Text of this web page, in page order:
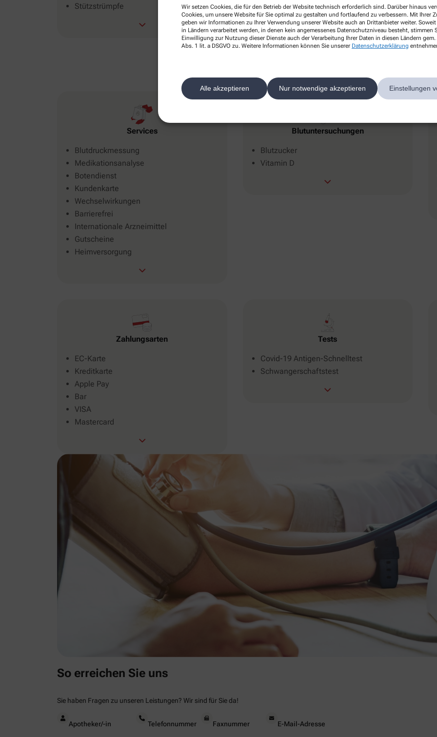
Wir setzen Cookies, die für den Betrieb der Website technisch erforderlich sind. Darüber hinaus
Cookies, um unsere Website für Sie optimal zu gestalten und fortlaufend zu verbessern. Mit Ihrer
geben wir Informationen zu Ihrer Verwendung unserer Website auch an Drittanbieter weiter. Soweit
in Ländern verarbeitet werden, in denen kein angemessenes Datenschutzniveau besteht, stimmen
Einwilligung zur Nutzung dieser Dienste auch der Verarbeitung Ihrer Daten in diesen Ländern
Abs. 1 lit. a DSGVO zu. Weitere Informationen können Sie unserer Datenschutzerklärung
Alle akzeptieren Nur notwendige akzeptieren Einstellungen
Stützstrümpfe
Übergewicht
Herz-Kreislauf-Erkrankung
Magen-Darm-Erkrankung
Nahrungsergänzungsmittel
Services
Blutdruckmessung
Medikationsanalyse
Botendienst
Kundenkarte
Wechselwirkungen
Barrierefrei
Internationale Arzneimittel
Gutscheine
Heimversorgung
Blutuntersuchungen
Blutzucker
Vitamin D
Zahlungsarten
EC-Karte
Kreditkarte
Apple Pay
Bar
VISA
Mastercard
Tests
Covid-19 Antigen-Schnelltest
Schwangerschaftstest
So erreichen Sie uns
Sie haben Fragen zu unseren Leistungen? Wir sind für Sie da!
Apotheker/-in Telefonnummer Faxnummer E-Mail-Adresse